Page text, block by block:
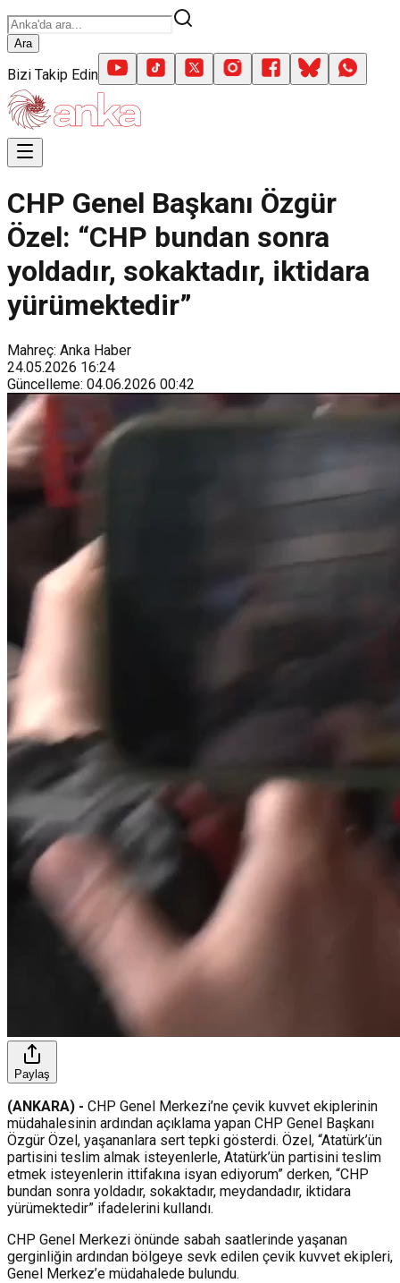
Ara
Bizi Takip Edin
CHP Genel Başkanı Özgür
Özel: “CHP bundan sonra
yoldadır, sokaktadır, iktidara
yürümektedir”
Mahreç: Anka Haber
24.05.2026 16:24
Güncelleme: 04.06.2026 00:42
Paylaş
(ANKARA) - CHP Genel Merkezi’ne çevik kuvvet ekiplerinin
müdahalesinin ardından açıklama yapan CHP Genel Başkanı
Özgür Özel, yaşananlara sert tepki gösterdi. Özel, “Atatürk’ün
partisini teslim almak isteyenlerle, Atatürk’ün partisini teslim
etmek isteyenlerin ittifakına isyan ediyorum” derken, “CHP
bundan sonra yoldadır, sokaktadır, meydandadır, iktidara
yürümektedir” ifadelerini kullandı.
CHP Genel Merkezi önünde sabah saatlerinde yaşanan
gerginliğin ardından bölgeye sevk edilen çevik kuvvet ekipleri,
Genel Merkez’e müdahalede bulundu.